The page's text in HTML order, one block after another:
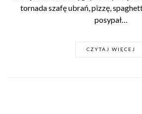
tornada szafę ubrań, pizzę,
posypał…
CZYTAJ WIĘCEJ